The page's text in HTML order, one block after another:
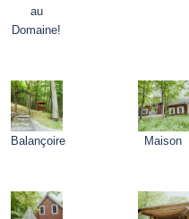
au
Domaine!
Balançoire Maison